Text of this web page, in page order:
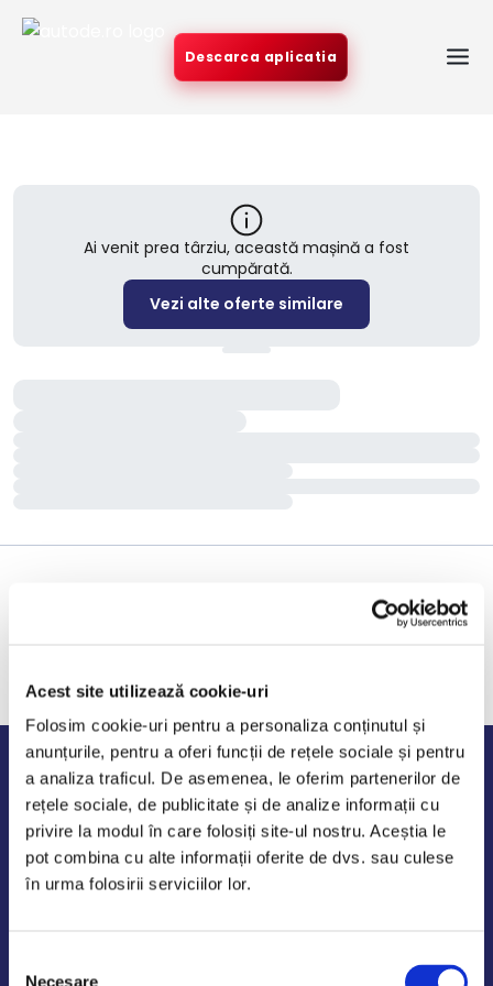
Acest site utilizează cookie-uri
Folosim cookie-uri pentru a personaliza conținutul și
anunțurile, pentru a oferi funcții de rețele sociale și pentru
a analiza traficul. De asemenea, le oferim partenerilor de
rețele sociale, de publicitate și de analize informații cu
privire la modul în care folosiți site-ul nostru. Aceștia le
pot combina cu alte informații oferite de dvs. sau culese
în urma folosirii serviciilor lor.
Necesare
Descarca aplicatia
Ai venit prea târziu, această mașină a fost
cumpărată.
Vezi alte oferte similare
Program de lucru
Luni - Vineri: 09:00-18:00
Sambata - Duminica: 10:00-14:00